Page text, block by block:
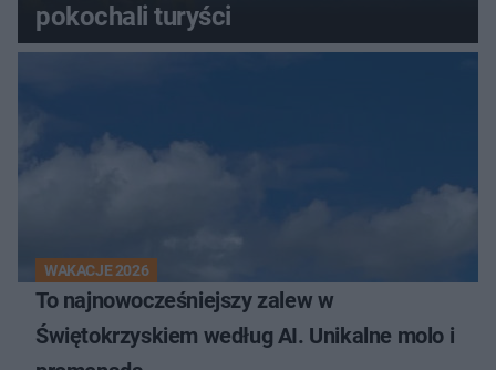
pokochali turyści
WAKACJE 2026
To najnowocześniejszy zalew w
Świętokrzyskiem według AI. Unikalne molo i